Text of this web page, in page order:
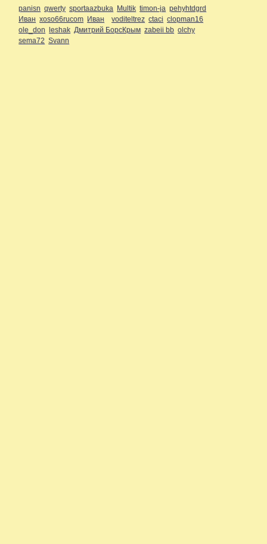
panisn qwerty sportaazbuka Multik timon-ja pehyhtdgrd
Иван xoso66rucom Иван voditeltrez ctaci clopman16
ole_don leshak Дмитрий БорсКрым zabeii bb olchy
sema72 Svann